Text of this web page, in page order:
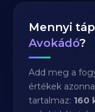
Mennyi
Avokádó?
Add meg a
értékek
tartalmaz: 160